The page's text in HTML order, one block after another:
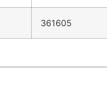
361605